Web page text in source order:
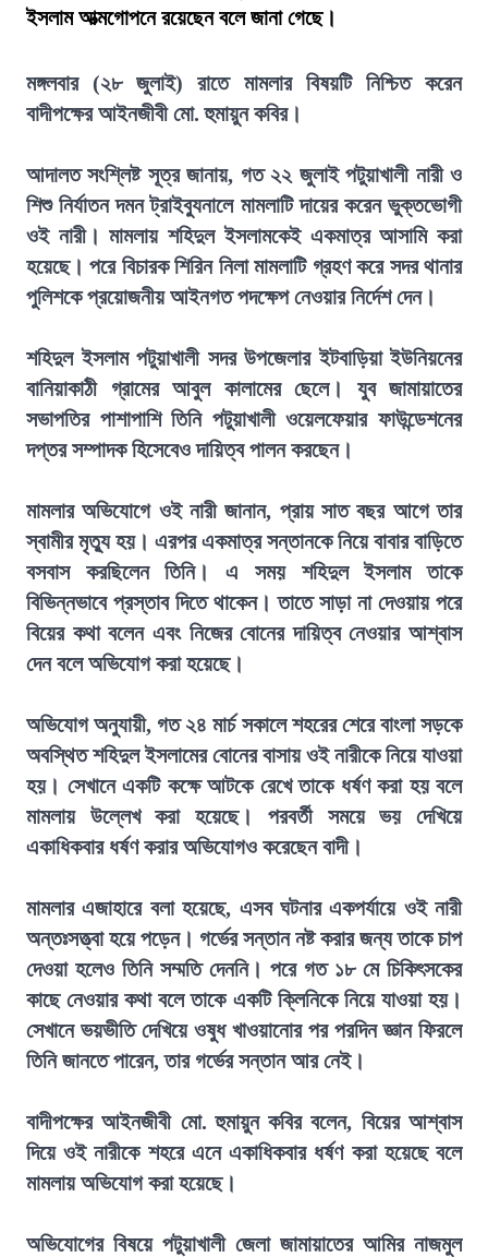
ইসলাম আত্মগোপনে রয়েছেন বলে জানা গেছে।
মঙ্গলবার (২৮ জুলাই) রাতে মামলার বিষয়টি নিশ্চিত করেন
বাদীপক্ষের আইনজীবী মো. হুমায়ুন কবির।
আদালত সংশ্লিষ্ট সূত্র জানায়, গত ২২ জুলাই পটুয়াখালী নারী ও
শিশু নির্যাতন দমন ট্রাইব্যুনালে মামলাটি দায়ের করেন ভুক্তভোগী
ওই নারী। মামলায় শহিদুল ইসলামকেই একমাত্র আসামি করা
হয়েছে। পরে বিচারক শিরিন নিলা মামলাটি গ্রহণ করে সদর থানার
পুলিশকে প্রয়োজনীয় আইনগত পদক্ষেপ নেওয়ার নির্দেশ দেন।
শহিদুল ইসলাম পটুয়াখালী সদর উপজেলার ইটবাড়িয়া ইউনিয়নের
বানিয়াকাঠী গ্রামের আবুল কালামের ছেলে। যুব জামায়াতের
সভাপতির পাশাপাশি তিনি পটুয়াখালী ওয়েলফেয়ার ফাউন্ডেশনের
দপ্তর সম্পাদক হিসেবেও দায়িত্ব পালন করছেন।
মামলার অভিযোগে ওই নারী জানান, প্রায় সাত বছর আগে তার
স্বামীর মৃত্যু হয়। এরপর একমাত্র সন্তানকে নিয়ে বাবার বাড়িতে
বসবাস করছিলেন তিনি। এ সময় শহিদুল ইসলাম তাকে
বিভিন্নভাবে প্রস্তাব দিতে থাকেন। তাতে সাড়া না দেওয়ায় পরে
বিয়ের কথা বলেন এবং নিজের বোনের দায়িত্ব নেওয়ার আশ্বাস
দেন বলে অভিযোগ করা হয়েছে।
অভিযোগ অনুযায়ী, গত ২৪ মার্চ সকালে শহরের শেরে বাংলা সড়কে
অবস্থিত শহিদুল ইসলামের বোনের বাসায় ওই নারীকে নিয়ে যাওয়া
হয়। সেখানে একটি কক্ষে আটকে রেখে তাকে ধর্ষণ করা হয় বলে
মামলায় উল্লেখ করা হয়েছে। পরবর্তী সময়ে ভয় দেখিয়ে
একাধিকবার ধর্ষণ করার অভিযোগও করেছেন বাদী।
মামলার এজাহারে বলা হয়েছে, এসব ঘটনার একপর্যায়ে ওই নারী
অন্তঃসত্ত্বা হয়ে পড়েন। গর্ভের সন্তান নষ্ট করার জন্য তাকে চাপ
দেওয়া হলেও তিনি সম্মতি দেননি। পরে গত ১৮ মে চিকিৎসকের
কাছে নেওয়ার কথা বলে তাকে একটি ক্লিনিকে নিয়ে যাওয়া হয়।
সেখানে ভয়ভীতি দেখিয়ে ওষুধ খাওয়ানোর পর পরদিন জ্ঞান ফিরলে
তিনি জানতে পারেন, তার গর্ভের সন্তান আর নেই।
বাদীপক্ষের আইনজীবী মো. হুমায়ুন কবির বলেন, বিয়ের আশ্বাস
দিয়ে ওই নারীকে শহরে এনে একাধিকবার ধর্ষণ করা হয়েছে বলে
মামলায় অভিযোগ করা হয়েছে।
অভিযোগের বিষয়ে পটুয়াখালী জেলা জামায়াতের আমির নাজমুল